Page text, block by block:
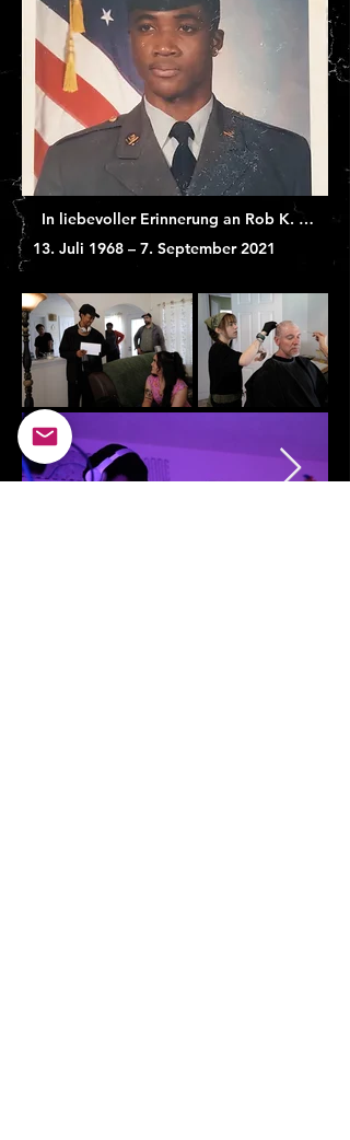
13. Juli 1968 – 7. September 2021
In liebevoller Erinnerung an Rob K.